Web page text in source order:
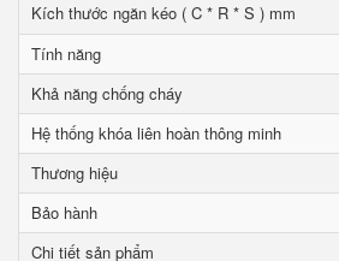
Kích thước ngăn kéo ( C * R * S ) mm
Tính năng
Khả năng chống cháy
Hệ thống khóa liên hoàn thông minh
Thương hiệu
Bảo hành
Chi tiết sản phẩm